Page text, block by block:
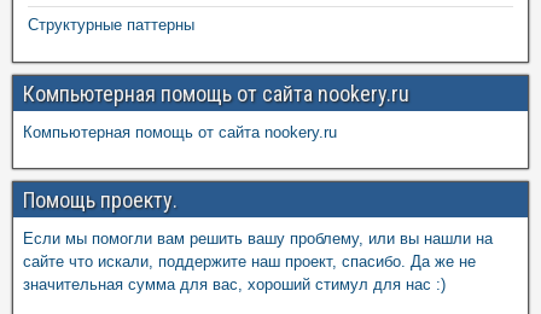
Структурные паттерны
Компьютерная помощь от сайта nookery.ru
Компьютерная помощь от сайта nookery.ru
Помощь проекту.
Если мы помогли вам решить вашу проблему, или вы нашли на
сайте что искали, поддержите наш проект, спасибо. Да же не
значительная сумма для вас, хороший стимул для нас :)